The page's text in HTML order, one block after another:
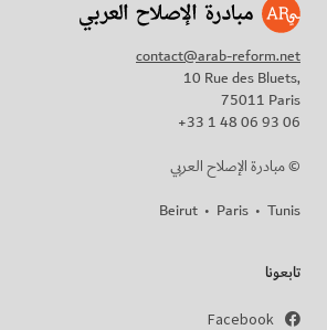
contact@arab-reform.net
10 Rue des Bluets,
75011 Paris
+33 1 48 06 93 06
مبادرة الإصلاح العربي ©
Beirut • Paris • Tunis
تابعونا
Facebook